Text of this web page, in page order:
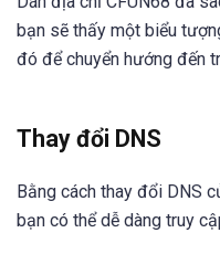
bạn sẽ thấy một biểu
đó để chuyển hướng đến
Thay đổi DNS
Bằng cách thay đổi DNS
bạn có thể dễ dàng truy